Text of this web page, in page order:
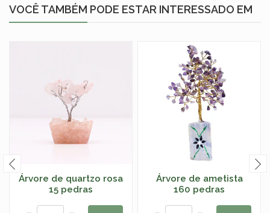
VOCÊ TAMBÉM PODE ESTAR INTERESSADO EM
Árvore de quartzo rosa
15 pedras
Árvore de ametista
160 pedras